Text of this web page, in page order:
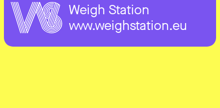
Weigh Station
www.weighstation.eu